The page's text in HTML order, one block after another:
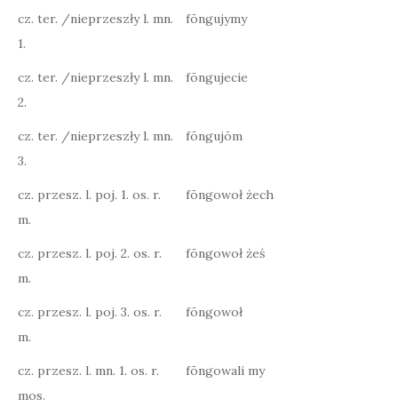
cz. ter. /nieprzeszły l. mn.
1.
fōngujymy
cz. ter. /nieprzeszły l. mn.
2.
fōngujecie
cz. ter. /nieprzeszły l. mn.
3.
fōngujōm
cz. przesz. l. poj. 1. os. r.
m.
fōngowoł żech
cz. przesz. l. poj. 2. os. r.
m.
fōngowoł żeś
cz. przesz. l. poj. 3. os. r.
m.
fōngowoł
cz. przesz. l. mn. 1. os. r.
mos.
fōngowali my